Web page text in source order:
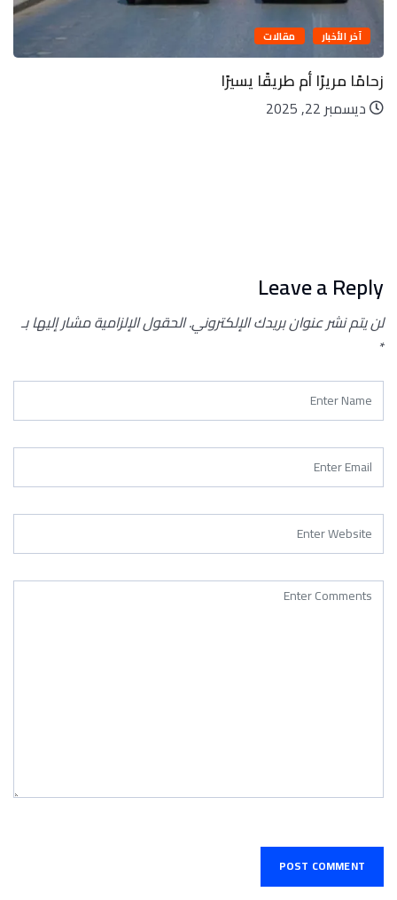
آخر الأخبار مقالات
زحامًا مريرًا أم طريقًا يسيرًا
ديسمبر 22, 2025
Leave a Reply
لن يتم نشر عنوان بريدك الإلكتروني.الحقول الإلزامية مشار إليها بـ
*